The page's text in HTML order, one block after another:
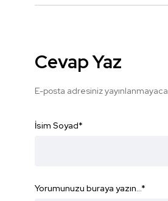
Cevap Yaz
E-posta adresiniz
İsim Soyad*
Yorumunuzu buraya yazın...*